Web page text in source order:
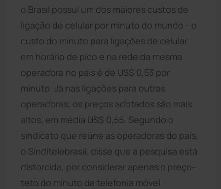
o Brasil possui um dos maiores custos de
ligação de celular por minuto do mundo - o
custo do minuto para ligações de celular
em horário de pico e na rede da mesma
operadora no país é de US$ 0,53 por
minuto. Já nas ligações para outras
operadoras, os preços adotados são mais
altos, em média US$ 0,55. Segundo o
sindicato que reúne as operadoras do país,
o Sinditelebrasil, disse que a pesquisa está
distorcida, por considerar apenas o preço-
teto do minuto da telefonia móvel